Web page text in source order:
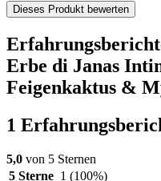
Dieses Produkt bewerten
Erbe di Janas
Feigenkaktus &
1
5,0 von 5 Sternen
5 Sterne 1 (100%)